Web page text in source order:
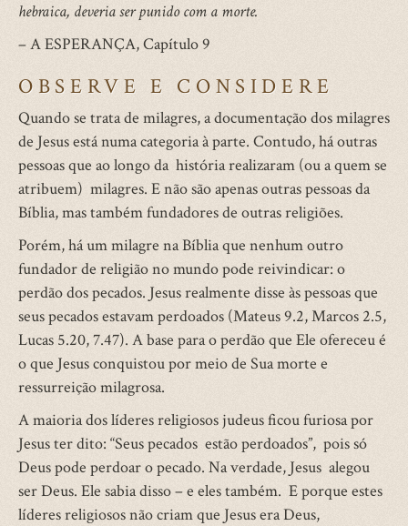
hebraica, deveria ser punido com a morte.
– A ESPERANÇA, Capítulo 9
OBSERVE E CONSIDERE
Quando se trata de milagres, a documentação dos milagres
de Jesus está numa categoria à parte. Contudo, há outras
pessoas que ao longo da história realizaram (ou a quem se
atribuem) milagres. E não são apenas outras pessoas da
Bíblia, mas também fundadores de outras religiões.
Porém, há um milagre na Bíblia que nenhum outro
fundador de religião no mundo pode reivindicar: o
perdão dos pecados. Jesus realmente disse às pessoas que
seus pecados estavam perdoados (Mateus 9.2, Marcos 2.5,
Lucas 5.20, 7.47). A base para o perdão que Ele ofereceu é
o que Jesus conquistou por meio de Sua morte e
ressurreição milagrosa.
A maioria dos líderes religiosos judeus ficou furiosa por
Jesus ter dito: “Seus pecados estão perdoados”, pois só
Deus pode perdoar o pecado. Na verdade, Jesus alegou
ser Deus. Ele sabia disso – e eles também. E porque estes
líderes religiosos não criam que Jesus era Deus,